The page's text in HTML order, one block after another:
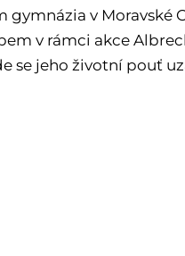
v Moravské
v rámci akce
se jeho životní pouť